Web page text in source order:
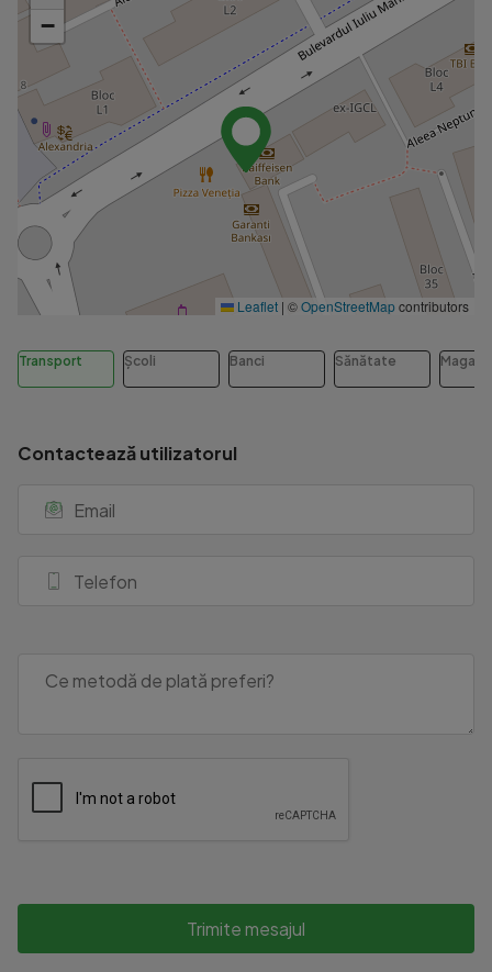
−
Leaflet | ©OpenStreetMapcontributors
Transport Școli Banci Sănătate
Contactează utilizatorul
Trimite mesajul